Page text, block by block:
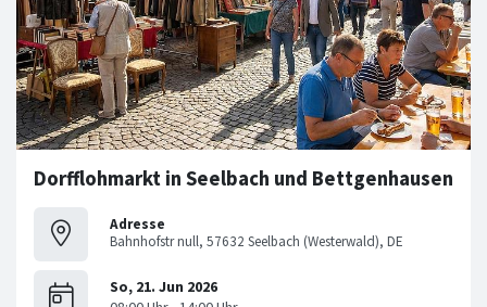
Dorfflohmarkt in Seelbach und Bettgenhausen
Adresse
Bahnhofstr null, 57632 Seelbach (Westerwald), DE